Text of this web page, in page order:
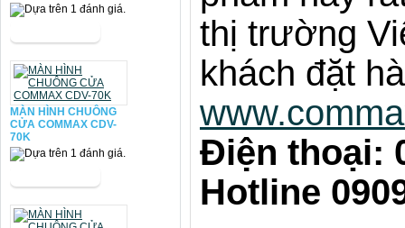
MÀN HÌNH CHUÔNG
CỬA COMMAX CDV-
70K
thị trường
khách đặt
Điện thoại:
Hotline